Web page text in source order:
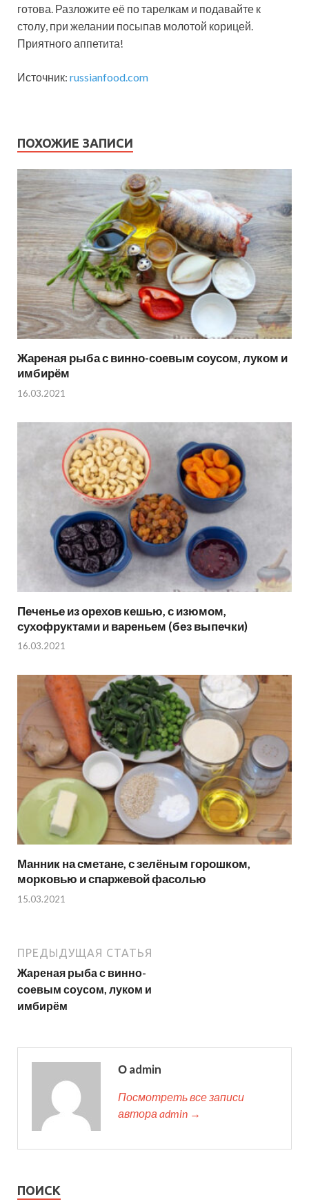
готова. Разложите её по тарелкам и подавайте к
столу, при желании посыпав молотой корицей.
Приятного аппетита!
Источник: russianfood.com
ПОХОЖИЕ ЗАПИСИ
Жареная рыба с винно-соевым соусом, луком и
имбирём
16.03.2021
Печенье из орехов кешью, с изюмом,
сухофруктами и вареньем (без выпечки)
16.03.2021
Манник на сметане, с зелёным горошком,
морковью и спаржевой фасолью
15.03.2021
ПРЕДЫДУЩАЯ СТАТЬЯ
Жареная рыба с винно-
соевым соусом, луком и
имбирём
О admin
Посмотреть все записи
автора admin →
ПОИСК